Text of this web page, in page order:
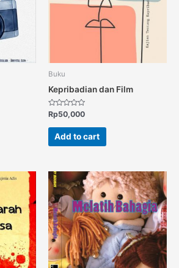
Buku
Kepribadian dan Film
Rated
out
Rp50,000
Add to cart